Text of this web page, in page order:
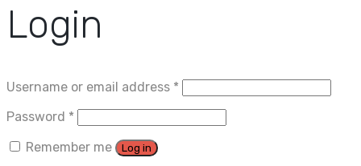
Login
Username or email address *
Password *
Remember me
Log in